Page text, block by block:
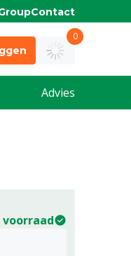
Contact
0
Advies
voorraad